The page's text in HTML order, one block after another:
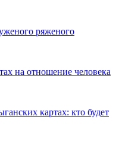
ряженого
на отношение человека
картах: кто будет